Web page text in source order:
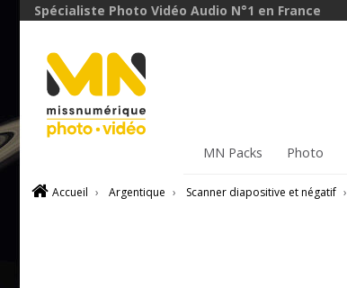
Spécialiste Photo Vidéo Audio N°1 en France
MN Packs Photo
Accueil › Argentique › Scanner diapositive et négatif ›